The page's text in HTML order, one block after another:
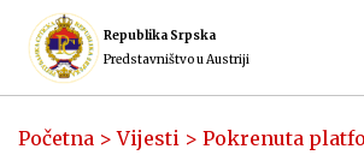
Republika Srpska
Predstavništvo u Austriji
Početna >Vijesti > Pokrenuta